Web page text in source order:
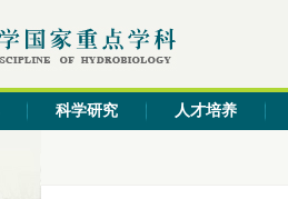
科学研究 人才培养